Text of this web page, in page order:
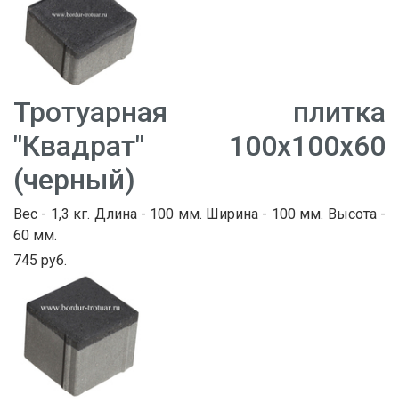
Тротуарная плитка
"Квадрат" 100х100х60
(черный)
Вес - 1,3 кг. Длина - 100 мм. Ширина - 100 мм. Высота -
60 мм.
745 руб.